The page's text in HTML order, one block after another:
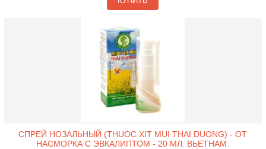
СПРЕЙ НОЗАЛЬНЫЙ (THUOC XIT MUI THAI DUONG) - ОТ
НАСМОРКА С ЭВКАЛИПТОМ - 20 МЛ. ВЬЕТНАМ.